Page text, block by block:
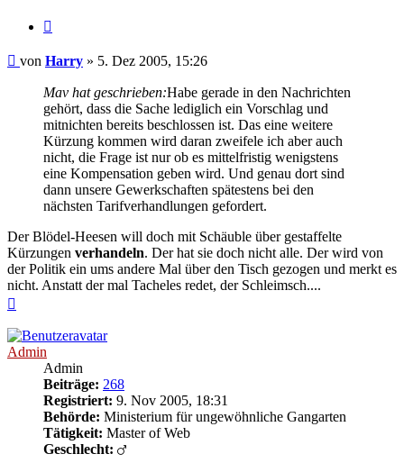
Beitrag
von Harry » 5. Dez 2005, 15:26
Mav hat geschrieben:Habe gerade in den Nachrichten
gehört, dass die Sache lediglich ein Vorschlag und
mitnichten bereits beschlossen ist. Das eine weitere
Kürzung kommen wird daran zweifele ich aber auch
nicht, die Frage ist nur ob es mittelfristig wenigstens
eine Kompensation geben wird. Und genau dort sind
dann unsere Gewerkschaften spätestens bei den
nächsten Tarifverhandlungen gefordert.
Der Blödel-Heesen will doch mit Schäuble über gestaffelte
Kürzungen verhandeln. Der hat sie doch nicht alle. Der wird von
der Politik ein ums andere Mal über den Tisch gezogen und merkt es
nicht. Anstatt der mal Tacheles redet, der Schleimsch....
Admin
Admin
Beiträge: 268
Registriert: 9. Nov 2005, 18:31
Behörde: Ministerium für ungewöhnliche Gangarten
Tätigkeit: Master of Web
Geschlecht: